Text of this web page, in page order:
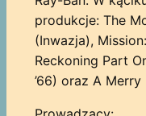
produkcje: The
(Inwazja),
Reckoning Part
’66) oraz A